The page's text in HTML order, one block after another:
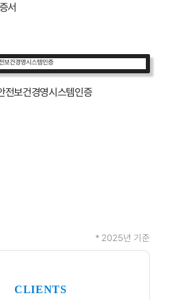
서
보건경영시스템인증
* 2025년 기준
CLIENTS